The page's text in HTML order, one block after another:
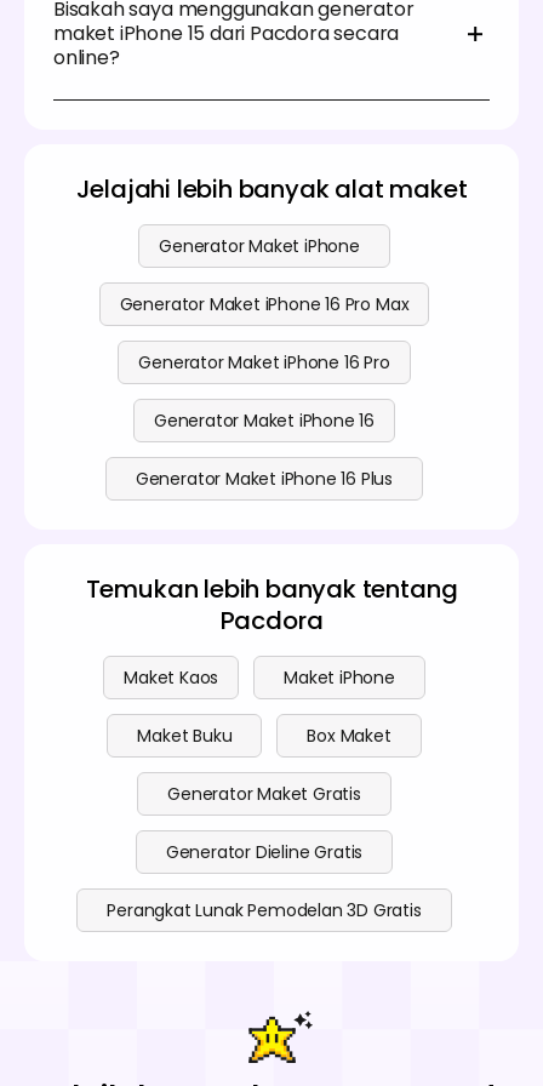
memastikan desain maket Anda sehidup mungkin.
desain maket Anda tanpa perlu mengunduh file
PSD. Hanya memerlukan beberapa klik untuk
membuat desain maket iPhone 15 yang menarik.
dengan fitur kustomisasi 3D yang sangat baik yang
Bisakah saya menggunakan generator
maket iPhone 15 dari Pacdora secara
online?
buka browser Anda untuk mulai mendesain.
Jelajahi lebih banyak alat maket
Generator Maket iPhone
Generator Maket iPhone 16 Pro Max
Generator Maket iPhone 16 Pro
Generator Maket iPhone 16
Generator Maket iPhone 16 Plus
Temukan lebih banyak tentang
Pacdora
Maket Kaos Maket iPhone
Maket Buku Box Maket
Generator Maket Gratis
Generator Dieline Gratis
Perangkat Lunak Pemodelan 3D Gratis